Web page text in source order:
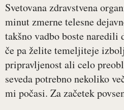
Svetovana zdravstvena
minut zmerne telesne
takšno vadbo boste naredili
če pa želite temeljiteje
pripravljenost ali celo
seveda potrebno nekoliko
mi počasi. Za začetek